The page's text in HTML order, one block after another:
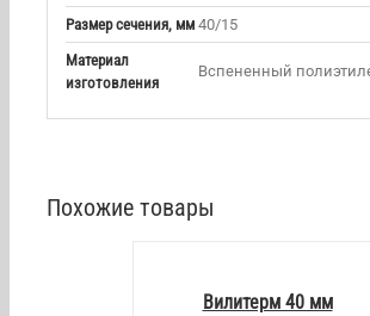
Размер сечения, мм 40/15
Материал
изготовления
Вспененный
Похожие товары
Вилитерм 40 мм